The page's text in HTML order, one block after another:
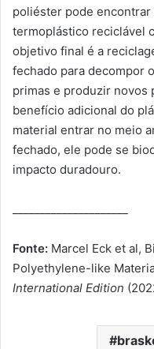
poliéster pode
termoplástico reciclável
objetivo final é a
fechado para decompor
primas e produzir novos
benefício adicional do
material entrar no meio
fechado, ele pode se
impacto duradouro.
Fonte: Marcel Eck et al,
Polyethylene-like
International Edition